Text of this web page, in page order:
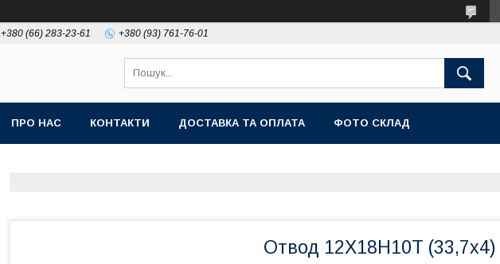
+380 (66) 283-23-61 +380 (93) 761-76-01
ПРО НАС КОНТАКТИ ДОСТАВКА ТА ОПЛАТА ФОТО СКЛАД
Отвод 12Х18Н10Т (33,7х4)